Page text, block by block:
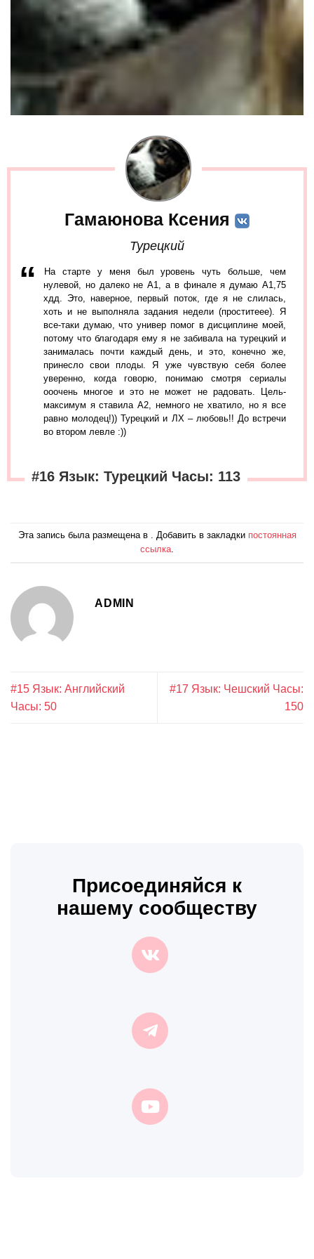
Гамаюнова Ксения
Турецкий
На старте у меня был уровень чуть больше, чем
нулевой, но далеко не А1, а в финале я думаю А1,75
хдд. Это, наверное, первый поток, где я не слилась,
хоть и не выполняла задания недели (проститеее). Я
все-таки думаю, что универ помог в дисциплине моей,
потому что благодаря ему я не забивала на турецкий и
занималась почти каждый день, и это, конечно же,
принесло свои плоды. Я уже чувствую себя более
уверенно, когда говорю, понимаю смотря сериалы
ооочень многое и это не может не радовать. Цель-
максимум я ставила А2, немного не хватило, но я все
равно молодец!)) Турецкий и ЛХ – любовь!! До встречи
во втором левле :))
#16 Язык: Турецкий Часы: 113
Эта запись была размещена в . Добавить в закладки постоянная
ссылка
ADMIN
#15 Язык: Английский
Часы: 50
#17 Язык: Чешский Часы:
150
Присоединяйся к
нашему сообществу